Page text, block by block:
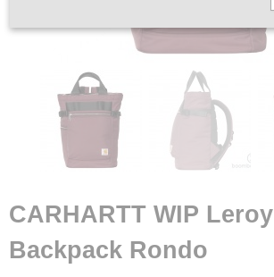
CARHARTT WIP Leroy
Backpack Rondo